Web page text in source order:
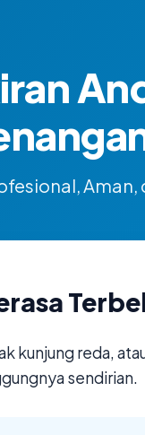
Aman,
kunjung reda,
sendirian.